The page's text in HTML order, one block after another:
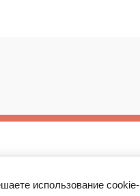
использование cookie-